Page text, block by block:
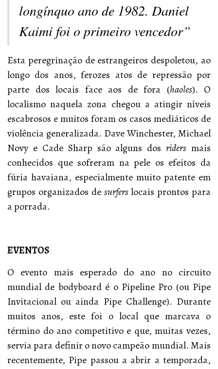
longínquo ano de 1982. Daniel
Kaimi foi o primeiro vencedor”
Esta peregrinação de estrangeiros despoletou, ao
longo dos anos, ferozes atos de repressão por
parte dos locais face aos de fora (haoles). O
localismo naquela zona chegou a atingir níveis
escabrosos e muitos foram os casos mediáticos de
violência generalizada. Dave Winchester, Michael
Novy e Cade Sharp são alguns dosriders mais
conhecidos que sofreram na pele os efeitos da
fúria havaiana, especialmente muito patente em
grupos organizados de surferslocais prontos para
a porrada.
EVENTOS
O evento mais esperado do ano no circuito
mundial de bodyboard é o Pipeline Pro (ou Pipe
Invitacional ou ainda Pipe Challenge). Durante
muitos anos, este foi o local que marcava o
término do ano competitivo e que, muitas vezes,
servia para definir o novo campeão mundial. Mais
recentemente, Pipe passou a abrir a temporada,